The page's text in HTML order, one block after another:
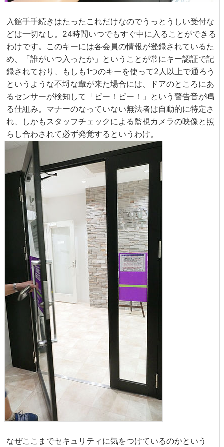
入館手手続きはたったこれだけなのでうっとうしい受付な
どは一切なし。24時間いつでもすぐ中に入ることができる
わけです。このキーには各会員の情報が登録されているた
め、「誰がいつ入ったか」ということが常にキー認証で記
録されており、もしも1つのキーを使って2人以上で通ろう
というような不埒な輩が来た場合には、ドアのところにあ
るセンサーが検知して「ビー！ビー！」という警告音が鳴
る仕組み。マナーのなっていない無法者は自動的に特定さ
れ、しかもスタッフチェックによる監視カメラの映像と照
らし合わされて必ず発覚するというわけ。
なぜここまでセキュリティに気をつけているのかという